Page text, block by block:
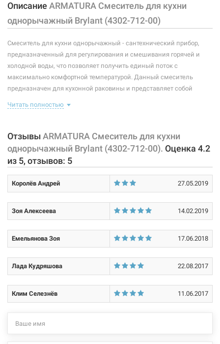
Размер картриджа:
Тип конструкции:
Тип смесителя (крана): однорычажный
Материал корпуса смесителя (крана):
Тип излива:
керамический картридж
Описание ARMATURA Смеситель для кухни
однорычажный Brylant (4302-712-00)
Смеситель для кухни однорычажный - сантехнический прибор,
предназначенный для регулирования и смешивания горячей и
холодной воды, что позволяет получить единый поток с
максимально комфортной температурой. Данный смеситель
предназначен для кухонной раковины и представляет собой
позволяющего "запоминать" температуру воды,
крепление, подводки.
Характеристики и конфигурация изделия, а также комплектация
товара могут изменяться производителем без уведомления. За
внесенные производителем изменения, магазин ответственности
не несет.
Читать полностью
Отзывы ARMATURA Смеситель для кухни
однорычажный Brylant (4302-712-00). Оценка 4.2
из 5, отзывов: 5
Королёв Андрей 27.05.2019
Зоя Алексеева 14.02.2019
Емельянова Зоя 17.06.2018
Лада Кудряшова 22.08.2017
Клим Селезнёв 11.06.2017